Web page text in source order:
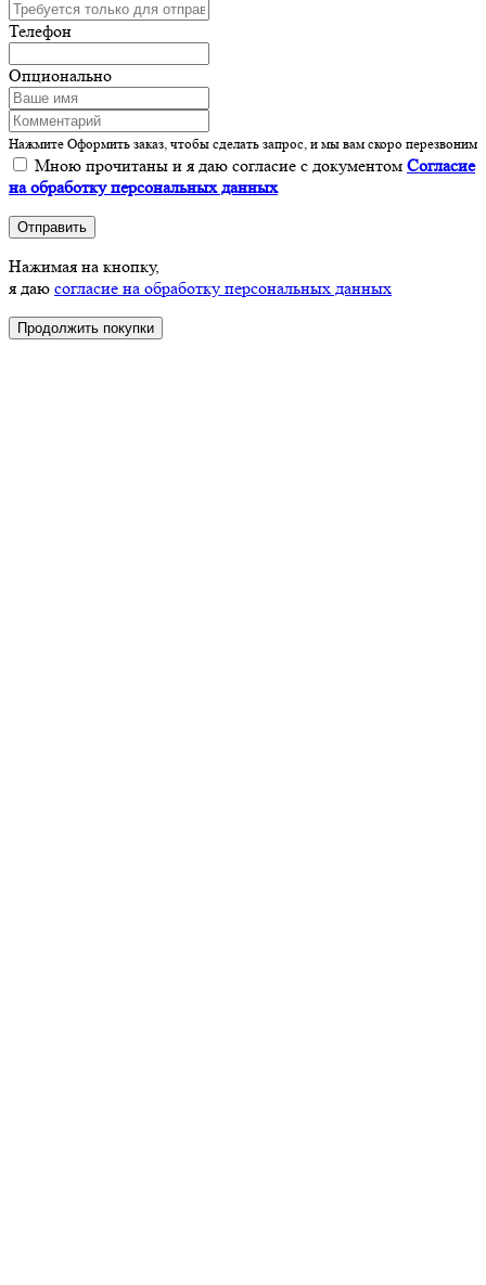
Телефон
Опционально
Нажмите Оформить заказ, чтобы сделать запрос, и мы вам скоро перезвоним
Мною прочитаны и я даю согласие с документом Согласие
на обработку персональных данных
Отправить
Нажимая на кнопку,
я даю согласие на обработку персональных данных
Продолжить покупки